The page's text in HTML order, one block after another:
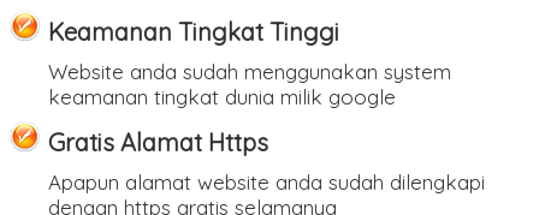
Keamanan Tingkat Tinggi
Website anda sudah menggunakan system
keamanan tingkat dunia milik google
Gratis Alamat Https
Apapun alamat website anda sudah dilengkapi
dengan https gratis selamanya